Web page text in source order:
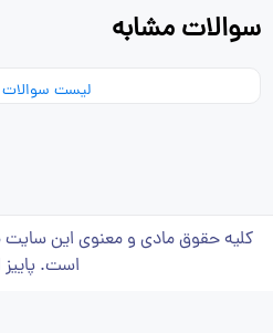
سوالات مشابه
لیست سوالات
کلیه حقوق مادی و معنوی این سایت
است. پاییز 1401